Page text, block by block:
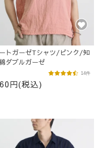
トガーゼTシャツ/ピンク/知
ダブルガーゼ
円(税込)
14件